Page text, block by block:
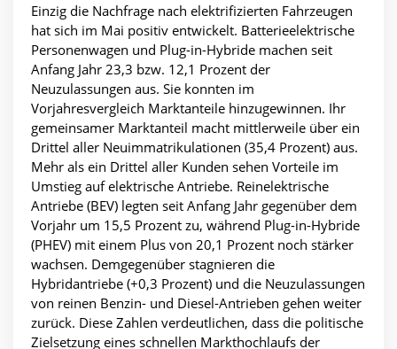
Einzig die Nachfrage nach elektrifizierten Fahrzeugen
hat sich im Mai positiv entwickelt. Batterieelektrische
Personenwagen und Plug-in-Hybride machen seit
Anfang Jahr 23,3 bzw. 12,1 Prozent der
Neuzulassungen aus. Sie konnten im
Vorjahresvergleich Marktanteile hinzugewinnen. Ihr
gemeinsamer Marktanteil macht mittlerweile über ein
Drittel aller Neuimmatrikulationen (35,4 Prozent) aus.
Mehr als ein Drittel aller Kunden sehen Vorteile im
Umstieg auf elektrische Antriebe. Reinelektrische
Antriebe (BEV) legten seit Anfang Jahr gegenüber dem
Vorjahr um 15,5 Prozent zu, während Plug-in-Hybride
(PHEV) mit einem Plus von 20,1 Prozent noch stärker
wachsen. Demgegenüber stagnieren die
Hybridantriebe (+0,3 Prozent) und die Neuzulassungen
von reinen Benzin- und Diesel-Antrieben gehen weiter
zurück. Diese Zahlen verdeutlichen, dass die politische
Zielsetzung eines schnellen Markthochlaufs der